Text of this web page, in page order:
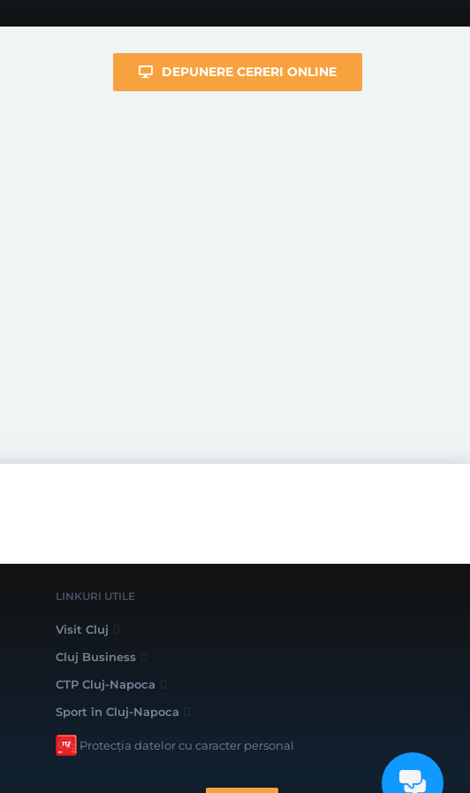
DEPUNERE CERERI ONLINE
LINKURI UTILE
Visit Cluj
Cluj Business
CTP Cluj-Napoca
Sport în Cluj-Napoca
Protecția datelor cu caracter personal